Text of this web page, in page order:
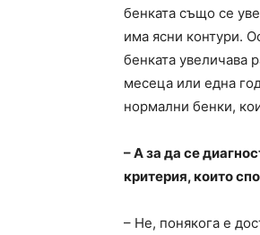
бенката също се
има ясни контури.
бенката увеличава
месеца или една
нормални бенки,
– А за да се
критерия, които
– Не, понякога е